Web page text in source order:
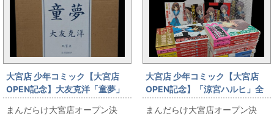
大宮店 少年コミック【大宮店
OPEN記念】大友克洋「童夢」
豪華版出します
まんだらけ大宮店オープン決
大宮店 少年コミック【大宮店
OPEN記念】「涼宮ハルヒ」全
初版、特典付きセット出します
まんだらけ大宮店オープン決